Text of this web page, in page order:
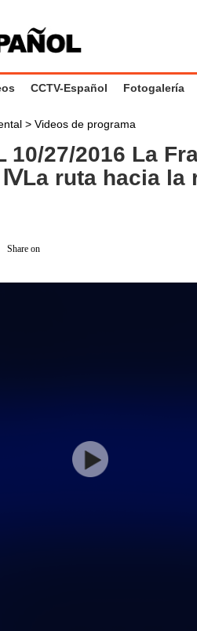
CCTV-Español Fotogalería
> Videos de programa
10/27/2016 La
ruta hacia la
Share on